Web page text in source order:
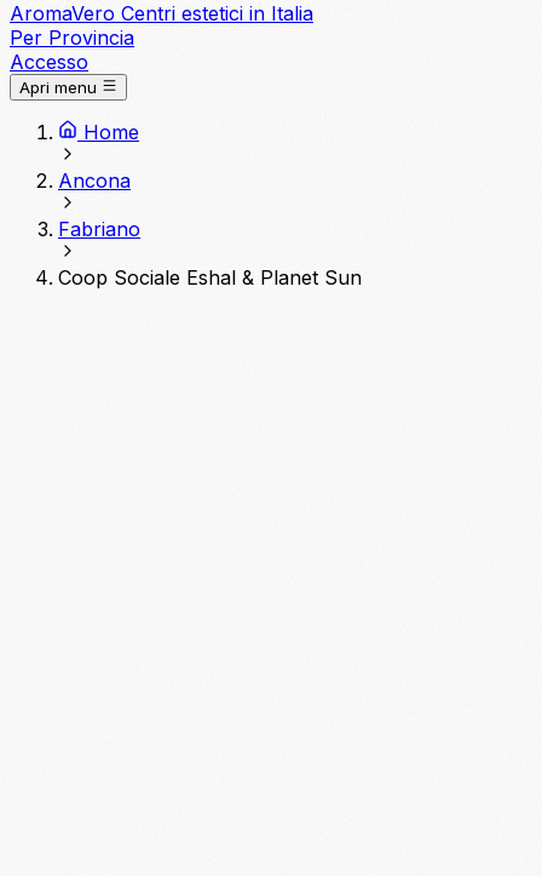
AromaVero Centri estetici in Italia
Per Provincia
Accesso
Apri menu
Home
Ancona
Fabriano
Coop Sociale Eshal & Planet Sun